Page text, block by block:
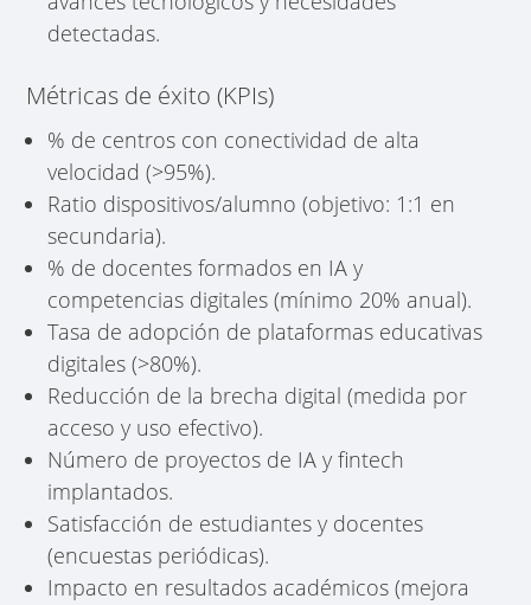
detectadas.
Métricas de éxito (KPIs)
% de centros con conectividad de alta
velocidad (>95%).
Ratio dispositivos/alumno (objetivo: 1:1 en
secundaria).
% de docentes formados en IA y
competencias digitales (mínimo 20% anual).
Tasa de adopción de plataformas educativas
digitales (>80%).
Reducción de la brecha digital (medida por
acceso y uso efectivo).
Número de proyectos de IA y fintech
implantados.
Satisfacción de estudiantes y docentes
(encuestas periódicas).
Impacto en resultados académicos (mejora